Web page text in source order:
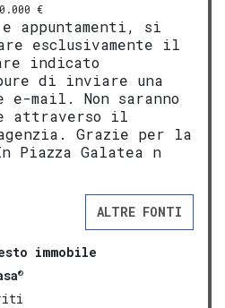
€
appuntamenti, si
esclusivamente il
indicato
di inviare una
mail. Non saranno
attraverso il
Grazie per la
Piazza Galatea n
ALTRE FONTI
immobile
®